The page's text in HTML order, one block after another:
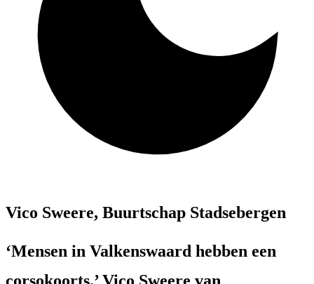
Vico Sweere, Buurtschap Stadsebergen
‘Mensen in Valkenswaard hebben een